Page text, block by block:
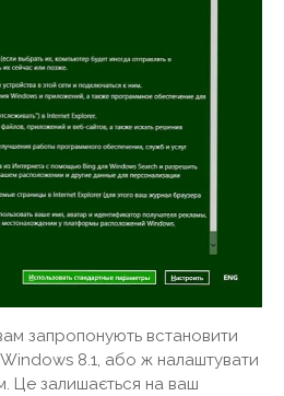
запропонують встановити
8.1, або ж налаштувати
Це залишається на ваш